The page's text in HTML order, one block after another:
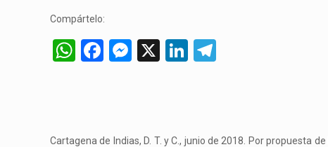
Compártelo:
WhatsApp
Facebook
Messenger
X LinkedIn
Cartagena de Indias, D. T. y C., junio de 2018. Por propuesta